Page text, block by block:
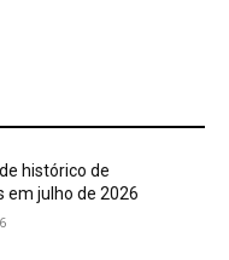
histórico de
em julho de 2026